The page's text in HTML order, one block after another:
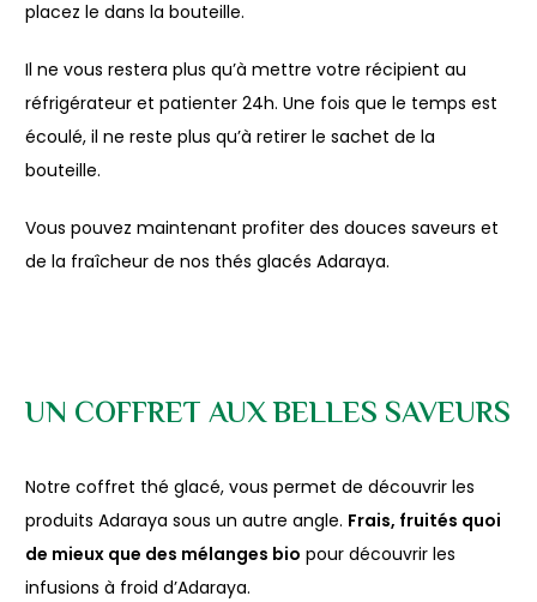
placez le dans la bouteille.
Il ne vous restera plus qu’à mettre votre récipient au
réfrigérateur et patienter 24h. Une fois que le temps est
écoulé, il ne reste plus qu’à retirer le sachet de la
bouteille.
Vous pouvez maintenant profiter des douces saveurs et
de la fraîcheur de nos thés glacés Adaraya.
UN COFFRET AUX BELLES SAVEURS
Notre coffret thé glacé, vous permet de découvrir les
produits Adaraya sous un autre angle. Frais, fruités quoi
de mieux que des mélanges bio pour découvrir les
infusions à froid d’Adaraya.